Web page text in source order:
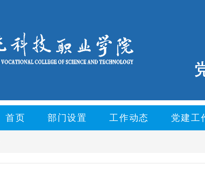
首页 部门设置 工作动态 党建工